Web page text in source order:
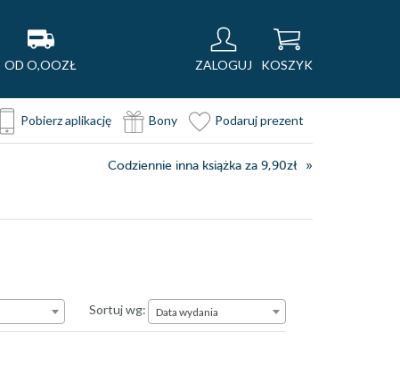
OD O,OOZŁ ZALOGUJ KOSZYK
Pobierz aplikację Bony Podaruj prezent
Codziennie inna książka za 9,90zł
Sortuj wg:Data wydania
Data wydania